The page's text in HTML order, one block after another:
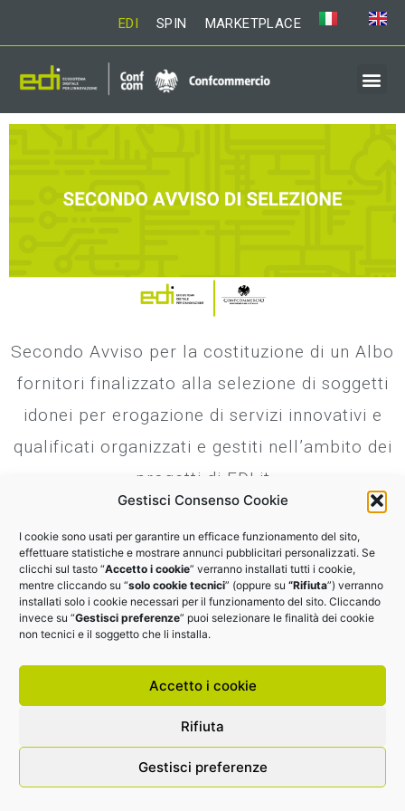
Gestisci Consenso Cookie
I cookie sono usati per garantire un efficace funzionamento del sito,
effettuare statistiche e mostrare annunci pubblicitari personalizzati. Se
clicchi sul tasto “Accetto i cookie” verranno installati tutti i cookie,
mentre cliccando su “solo cookie tecnici” (oppure su “Rifiuta”) verranno
installati solo i cookie necessari per il funzionamento del sito. Cliccando
invece su “Gestisci preferenze” puoi selezionare le finalità dei cookie
non tecnici e il soggetto che li installa.
Accetto i cookie
Rifiuta
Gestisci preferenze
EDI SPIN MARKETPLACE
Secondo Avviso per la costituzione di un Albo
fornitori finalizzato alla selezione di soggetti
idonei per erogazione di servizi innovativi e
qualificati organizzati e gestiti nell’ambito dei
progetti di EDI.it
Nuova data di scadenza: 31 marzo 2026
CANDIDATI